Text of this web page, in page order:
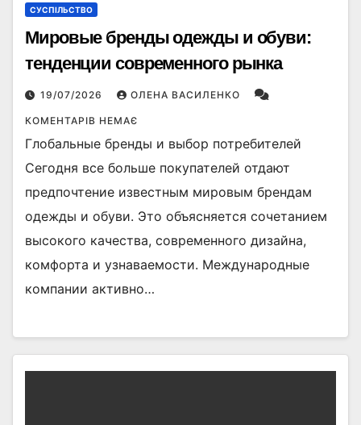
СУСПІЛЬСТВО
Мировые бренды одежды и обуви:
тенденции современного рынка
19/07/2026 ОЛЕНА ВАСИЛЕНКО
КОМЕНТАРІВ НЕМАЄ
Глобальные бренды и выбор потребителей
Сегодня все больше покупателей отдают
предпочтение известным мировым брендам
одежды и обуви. Это объясняется сочетанием
высокого качества, современного дизайна,
комфорта и узнаваемости. Международные
компании активно…